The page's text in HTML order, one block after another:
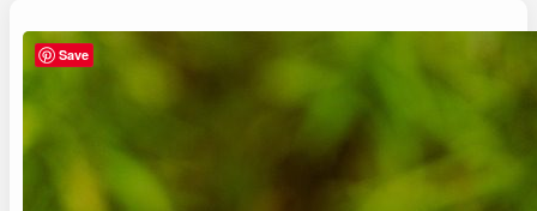
Save